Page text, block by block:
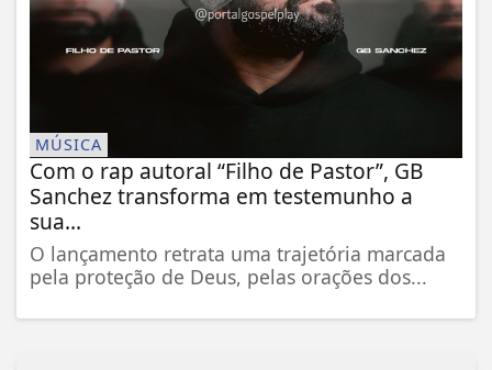
MÚSICA
Com o rap autoral “Filho de Pastor”, GB
Sanchez transforma em testemunho a
sua...
O lançamento retrata uma trajetória marcada
pela proteção de Deus, pelas orações dos...